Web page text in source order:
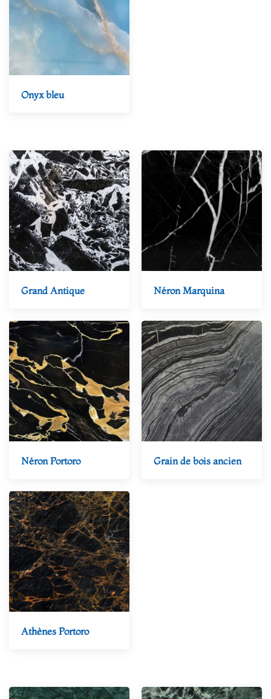
Onyx bleu
Grand Antique Néron Marquina
Néron Portoro Grain de bois ancien
Athènes Portoro